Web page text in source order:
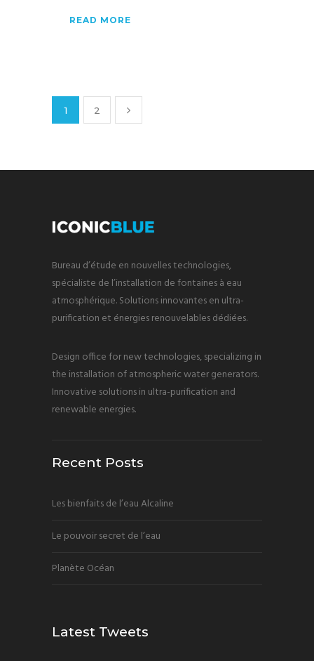
READ MORE
1 2
Bureau d’étude en nouvelles technologies,
spécialiste de l’installation de fontaines à eau
atmosphérique. Solutions innovantes en ultra-
purification et énergies renouvelables dédiées.
Design office for new technologies, specializing in
the installation of atmospheric water generators.
Innovative solutions in ultra-purification and
renewable energies.
Recent Posts
Les bienfaits de l’eau Alcaline
Le pouvoir secret de l’eau
Planète Océan
Latest Tweets